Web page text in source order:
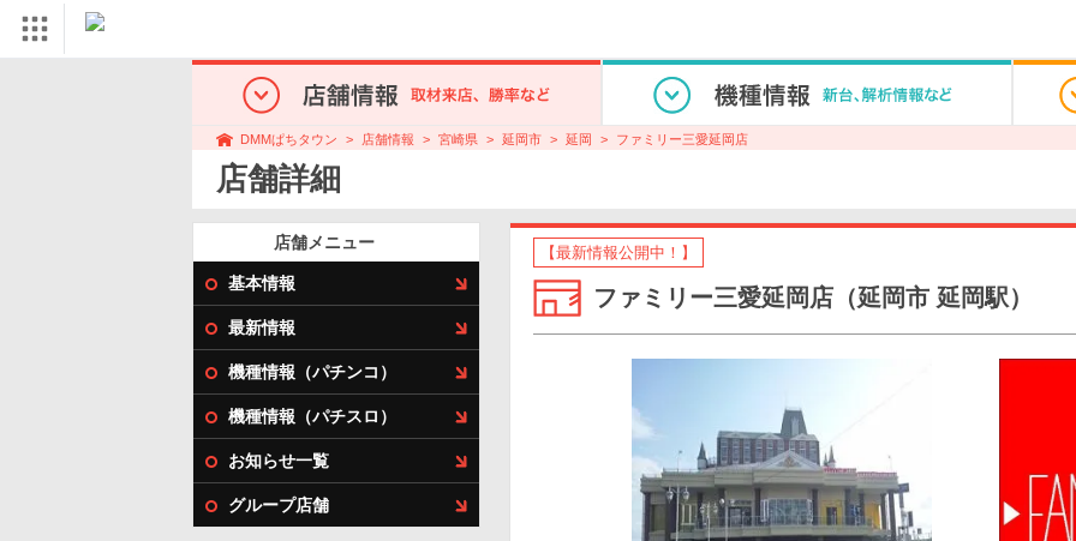
DMMぱちタウン 店舗情報 宮崎県 延岡市 延岡 ファミリー三愛延岡店
店舗詳細
店舗メニュー
基本情報
最新情報
機種情報（パチンコ）
機種情報（パチスロ）
お知らせ一覧
グループ店舗
【最新情報公開中！】
ファミリー三愛延岡店（延岡市 延岡駅）